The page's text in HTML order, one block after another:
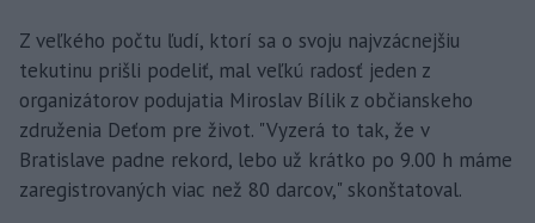
Z veľkého počtu ľudí, ktorí sa o svoju najvzácnejšiu
tekutinu prišli podeliť, mal veľkú radosť jeden z
organizátorov podujatia Miroslav Bílik z občianskeho
združenia Deťom pre život. "Vyzerá to tak, že v
Bratislave padne rekord, lebo už krátko po 9.00 h máme
zaregistrovaných viac než 80 darcov," skonštatoval.